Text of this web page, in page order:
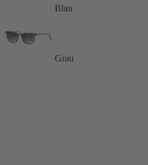
Blau
Grau